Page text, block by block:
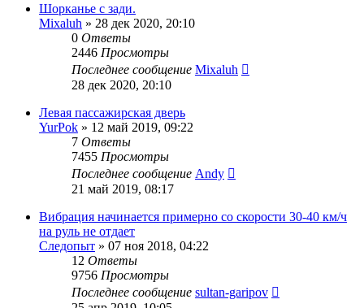
Шорканье с зади.
Mixaluh » 28 дек 2020, 20:10
0 Ответы
2446 Просмотры
Последнее сообщение Mixaluh
28 дек 2020, 20:10
Левая пассажирская дверь
YurPok » 12 май 2019, 09:22
7 Ответы
7455 Просмотры
Последнее сообщение Andy
21 май 2019, 08:17
Вибрация начинается примерно со скорости 30-40 км/ч
на руль не отдает
Следопыт » 07 ноя 2018, 04:22
12 Ответы
9756 Просмотры
Последнее сообщение sultan-garipov